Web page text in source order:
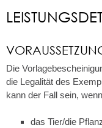
Die
die Legalität des
kann der Fall sein, wenn
das Tier/die